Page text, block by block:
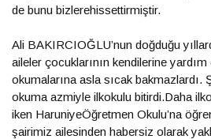
de bunu bizlerehissettirmiştir.
Ali BAKIRCIOĞLU’nun doğduğu
aileler çocuklarının kendilerine
okumalarına asla sıcak bakmazlardı.
okuma azmiyle ilkokulu bitirdi.Daha
iken HaruniyeÖğretmen Okulu’na
şairimiz ailesinden habersiz olarak